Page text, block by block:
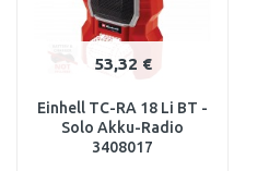
53,32 €
Einhell TC-RA 18 Li BT -
Solo Akku-Radio
3408017